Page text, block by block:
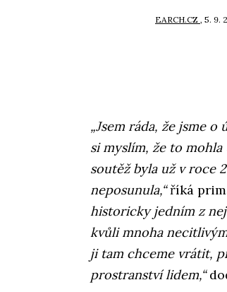
EARCH.CZ , 5. 9.
„Jsem ráda, že jsme
si myslím, že to
soutěž byla už v roce
neposunula,“říká
historicky jedním z
kvůli mnoha
ji tam chceme vrátit,
prostranství lidem,“